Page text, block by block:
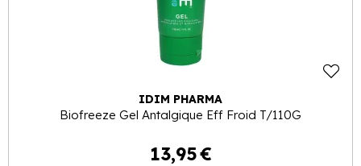
IDIM PHARMA
Biofreeze Gel Antalgique Eff Froid T/110G
13,95€